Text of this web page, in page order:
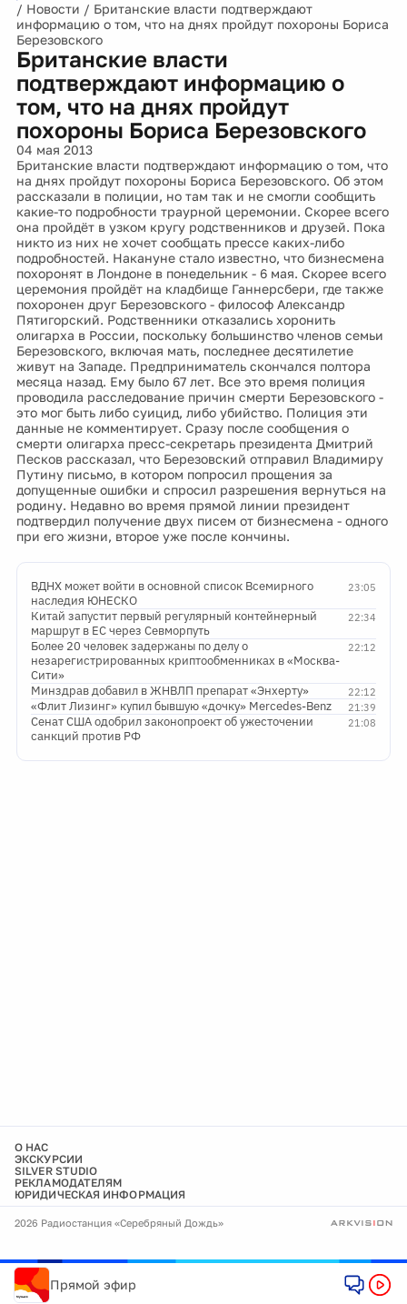
/ Новости / Британские власти подтверждают
информацию о том, что на днях пройдут похороны Бориса
Березовского
Британские власти
подтверждают информацию о
том, что на днях пройдут
похороны Бориса Березовского
04 мая 2013
Британские власти подтверждают информацию о том, что
на днях пройдут похороны Бориса Березовского. Об этом
рассказали в полиции, но там так и не смогли сообщить
какие-то подробности траурной церемонии. Скорее всего
она пройдёт в узком кругу родственников и друзей. Пока
никто из них не хочет сообщать прессе каких-либо
подробностей. Накануне стало известно, что бизнесмена
похоронят в Лондоне в понедельник - 6 мая. Скорее всего
церемония пройдёт на кладбище Ганнерсбери, где также
похоронен друг Березовского - философ Александр
Пятигорский. Родственники отказались хоронить
олигарха в России, поскольку большинство членов семьи
Березовского, включая мать, последнее десятилетие
живут на Западе. Предприниматель скончался полтора
месяца назад. Ему было 67 лет. Все это время полиция
проводила расследование причин смерти Березовского -
это мог быть либо суицид, либо убийство. Полиция эти
данные не комментирует. Сразу после сообщения о
смерти олигарха пресс-секретарь президента Дмитрий
Песков рассказал, что Березовский отправил Владимиру
Путину письмо, в котором попросил прощения за
допущенные ошибки и спросил разрешения вернуться на
родину. Недавно во время прямой линии президент
подтвердил получение двух писем от бизнесмена - одного
при его жизни, второе уже после кончины.
23:05
ВДНХ может войти в основной список Всемирного
наследия ЮНЕСКО
22:34
Китай запустит первый регулярный контейнерный
маршрут в ЕС через Севморпуть
22:12
Более 20 человек задержаны по делу о
незарегистрированных криптообменниках в «Москва-
Сити»
22:12
Минздрав добавил в ЖНВЛП препарат «Энхерту»
21:39
«Флит Лизинг» купил бывшую «дочку» Mercedes-Benz
21:08
Сенат США одобрил законопроект об ужесточении
санкций против РФ
О НАС
ЭКСКУРСИИ
SILVER STUDIO
РЕКЛАМОДАТЕЛЯМ
ЮРИДИЧЕСКАЯ ИНФОРМАЦИЯ
2026 Радиостанция «Серебряный Дождь»
Прямой эфир